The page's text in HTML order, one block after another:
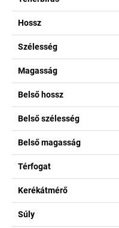
Hossz
Szélesség
Magasság
Belső hossz
Belső szélesség
Belső magasság
Térfogat
Kerékátmérő
Súly